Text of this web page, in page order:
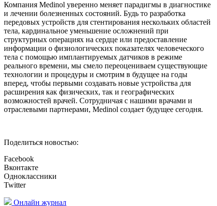
Компания Medinol уверенно меняет парадигмы в диагностике
и лечении болезненных состояний. Будь то разработка
передовых устройств для стентирования нескольких областей
тела, кардинальное уменьшение осложнений при
структурных операциях на сердце или предоставление
информации о физиологических показателях человеческого
тела с помощью имплантируемых датчиков в режиме
реального времени, мы смело переоцениваем существующие
технологии и процедуры и смотрим в будущее на годы
вперед, чтобы первыми создавать новые устройства для
расширения как физических, так и географических
возможностей врачей. Сотрудничая с нашими врачами и
отраслевыми партнерами, Medinol создает будущее сегодня.
Поделиться новостью:
Facebook
Вконтакте
Одноклассники
Twitter
Онлайн журнал